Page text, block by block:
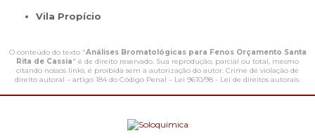
Vila Propício
O conteúdo do texto "Análises Bromatológicas para Fenos Orçamento Santa
Rita de Cassia" é de direito reservado. Sua reprodução, parcial ou total, mesmo
citando nossos links, é proibida sem a autorização do autor. Crime de violação de
direito autoral – artigo 184 do Código Penal – Lei 9610/98 - Lei de direitos autorais.